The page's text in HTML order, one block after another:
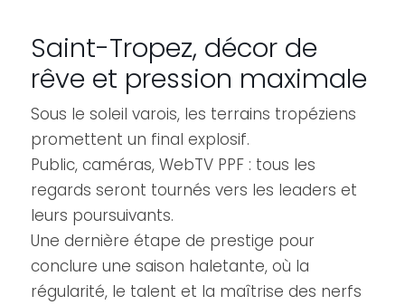
Saint-Tropez, décor de
rêve et pression maximale
Sous le soleil varois, les terrains tropéziens
promettent un final explosif.
Public, caméras, WebTV PPF : tous les
regards seront tournés vers les leaders et
leurs poursuivants.
Une dernière étape de prestige pour
conclure une saison haletante, où la
régularité, le talent et la maîtrise des nerfs